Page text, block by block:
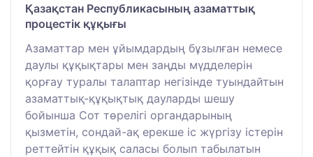
Қазақстан Республикасының азаматтық
процестік құқығы
Азаматтар мен ұйымдардың бұзылған немесе
даулы құқықтары мен заңды мүдделерін
қорғау туралы талаптар негізінде туындайтын
азаматтық-құқықтық дауларды шешу
бойынша Сот төрелігі органдарының
қызметін, сондай-ақ ерекше іс жүргізу істерін
реттейтін құқық саласы болып табылатын